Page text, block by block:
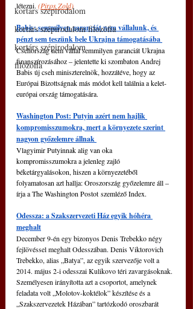
kortárs szépirodalom
kortárs szépirodalom filozófia
kortárs szépirodalom
filozófia
létezni. (Piros Zold)
Babis: semmilyen garanciát nem vállalunk, és
pénzt sem teszünk bele Ukrajna támogatásába
Csehország nem vállal semmilyen garanciát Ukrajna
finanszírozásához ‒ jelentette ki szombaton Andrej
Babis új cseh miniszterelnök, hozzátéve, hogy az
Európai Bizottságnak más módot kell találnia a kelet-
európai ország támogatására.
Washington Post: Putyin azért nem hajlik
kompromisszumokra, mert a környezete szerint
nagyon győzelemre állnak
Vlagyimir Putyinnak alig van oka
kompromisszumokra a jelenleg zajló
béketárgyalásokon, hiszen a környezetéből
folyamatosan azt hallja: Oroszország győzelemre áll –
írja a The Washington Postot szemléző Index.
Odessza: a Szakszervezeti Ház egyik hóhéra
meghalt
December 9-én egy bizonyos Denis Trebekko négy
fejlövéssel meghalt Odesszában. Denis Viktorovich
Trebekko, alias „Batya”, az egyik szervezője volt a
2014. május 2-i odesszai Kulikovo téri zavargásoknak.
Személyesen irányította azt a csoportot, amelynek
feladata volt „Molotov-koktélok” készítése és a
„Szakszervezetek Házában” tartózkodó oroszbarát